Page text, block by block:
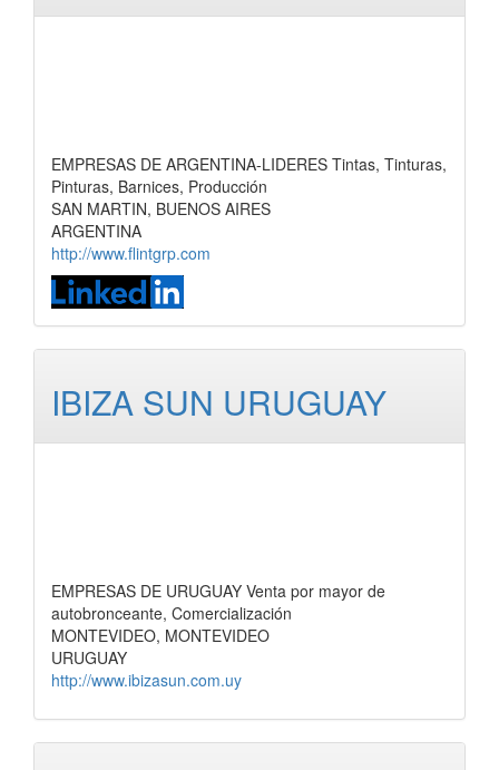
EMPRESAS DE ARGENTINA-LIDERES Tintas, Tinturas,
Pinturas, Barnices, Producción
SAN MARTIN, BUENOS AIRES
ARGENTINA
http://www.flintgrp.com
IBIZA SUN URUGUAY
EMPRESAS DE URUGUAY Venta por mayor de
autobronceante, Comercialización
MONTEVIDEO, MONTEVIDEO
URUGUAY
http://www.ibizasun.com.uy